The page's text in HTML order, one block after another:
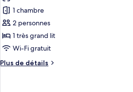
Forest
View)
lit
Forest
View)
photos
pour
ce
type
chambre :
1 chambre
2 personnes
1 très grand lit
Wi-Fi gratuit
Plus de détails
Plus